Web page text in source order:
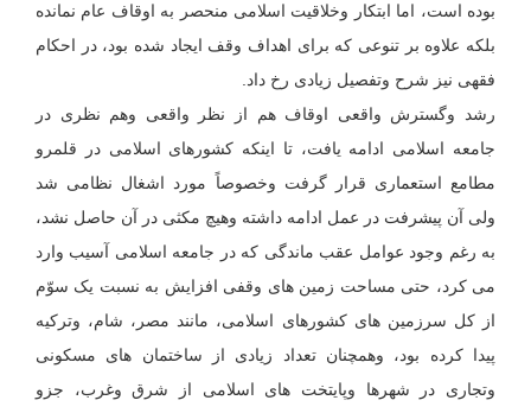
بوده است، اما ابتکار وخلاقیت اسلامی منحصر به اوقاف عام نمانده
بلکه علاوه بر تنوعی که برای اهداف وقف ایجاد شده بود، در احکام
فقهی نیز شرح وتفصیل زیادی رخ داد.
رشد وگسترش واقعی اوقاف هم از نظر واقعی وهم نظری در
جامعه اسلامی ادامه یافت، تا اینکه کشورهای اسلامی در قلمرو
مطامع استعماری قرار گرفت وخصوصاً مورد اشغال نظامی شد
ولی آن پیشرفت در عمل ادامه داشته وهیچ مکثی در آن حاصل نشد،
به رغم وجود عوامل عقب ماندگی که در جامعه اسلامی آسیب وارد
می کرد، حتی مساحت زمین های وقفی افزایش به نسبت یک سوّم
از کل سرزمین های کشورهای اسلامی، مانند مصر، شام، وترکیه
پیدا کرده بود، وهمچنان تعداد زیادی از ساختمان های مسکونی
وتجاری در شهرها وپایتخت های اسلامی از شرق وغرب، جزو